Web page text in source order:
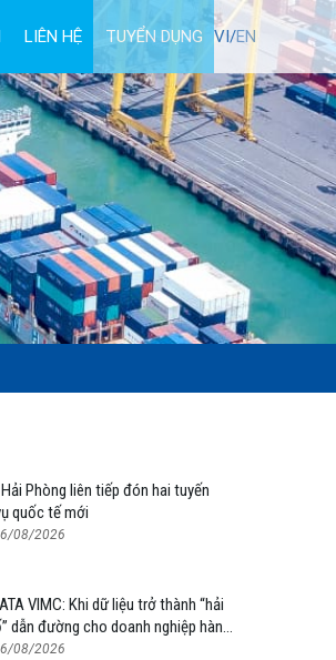
LIÊN HỆ TUYỂN DỤNG VI/EN
Phòng liên tiếp đón hai tuyến
quốc tế mới
08/2026
VIMC: Khi dữ liệu trở thành “hải
dẫn đường cho doanh nghiệp hàng
08/2026